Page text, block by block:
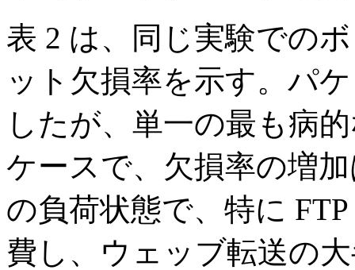
表 2 は、同じ実験での
ット欠損率を示す。パ
したが、単一の最も病
ケースで、欠損率の増
の負荷状態で、特に
費し、ウェッブ転送の